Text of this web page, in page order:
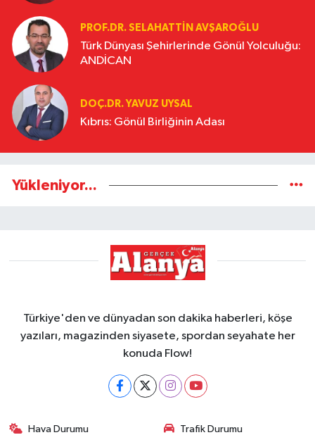
PROF.DR. SELAHATTIN AVŞAROĞLU
Türk Dünyası Şehirlerinde Gönül Yolculuğu:
ANDİCAN
DOÇ.DR. YAVUZ UYSAL
Kıbrıs: Gönül Birliğinin Adası
Yükleniyor...
Türkiye'den ve dünyadan son dakika haberleri, köşe
yazıları, magazinden siyasete, spordan seyahate her
konuda Flow!
Hava Durumu Trafik Durumu